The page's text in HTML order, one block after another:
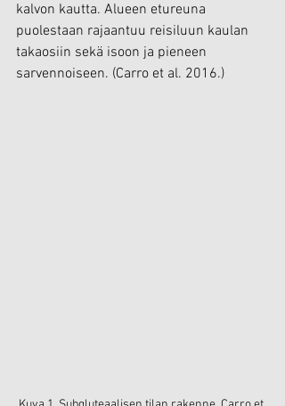
kalvon kautta. Alueen etureuna
puolestaan rajaantuu reisiluun kaulan
takaosiin sekä isoon ja pieneen
sarvennoiseen. (Carro et al. 2016.)